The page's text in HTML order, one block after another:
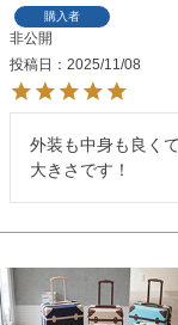
購入者
非公開
投稿日
2025/11/08
外装も中身も良く
大きさです！